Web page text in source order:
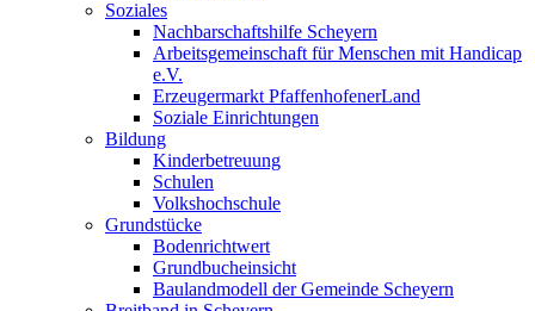
Soziales
Nachbarschaftshilfe Scheyern
Arbeitsgemeinschaft für Menschen mit Handicap
e.V.
Erzeugermarkt PfaffenhofenerLand
Soziale Einrichtungen
Bildung
Kinderbetreuung
Schulen
Volkshochschule
Grundstücke
Bodenrichtwert
Grundbucheinsicht
Baulandmodell der Gemeinde Scheyern